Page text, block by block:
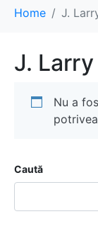
Home J.
J.
Nu a
Caută